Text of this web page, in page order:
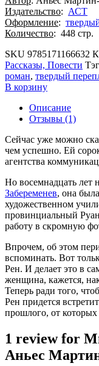
Издательство: АСТ
Оформление:
Количество: 448 стр.
SKU 9785171166632
Рассказы, Повести
роман, твердый
В корзину
Описание
Отзывы (1)
Сейчас уже можно
чем успешно. Ей
агентства
Но восемнадцать лет
Забеременев, она
художественном
провинциальный
работу в скромную
Впрочем, об этом
вспоминать. Вот
Рен. И делает это в
женщина, кажется,
Теперь ради того,
Рен придется
прошлого, от которых
1 review for
Аньес